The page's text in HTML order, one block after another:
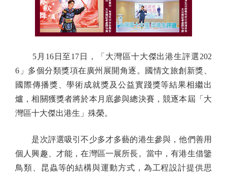
5月16日至17日，「大灣區十大傑出港生評選202
6」多個分類獎項在廣州展開角逐。國情文旅創新獎、
國際傳播獎、學術成就獎及公益實踐獎等結果相繼出
爐，相關獲獎者將於本月底參與總決賽，競逐本屆「大
灣區十大傑出港生」殊榮。
是次評選吸引不少多才多藝的港生參與，他們善用
個人興趣、才能，在灣區一展所長。當中，有港生借鑒
鳥類、昆蟲等的結構與運動方式，為工程設計提供思